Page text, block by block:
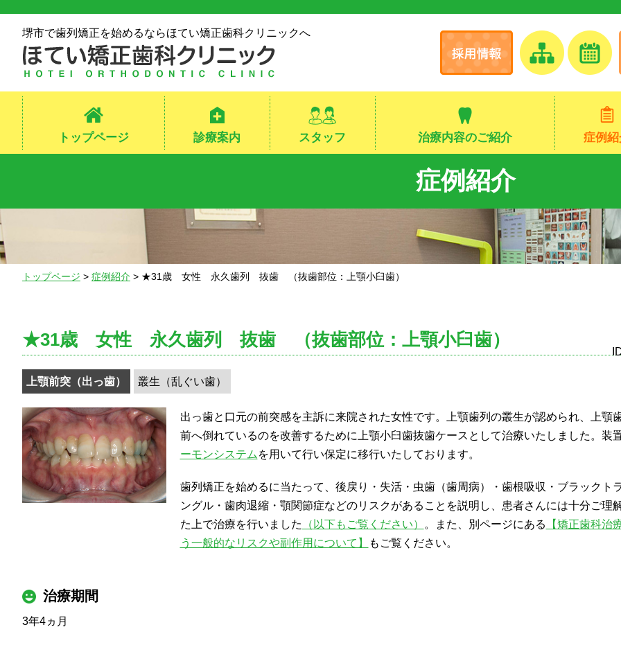
堺市で歯列矯正を始めるならほてい矯正歯科クリニックへ
トップページ 診療案内 スタッフ 治療内容のご紹介 症例
症例紹介
トップページ > 症例紹介 > ★31歳 女性 永久歯列 抜歯 （抜歯部位：上顎小臼歯）
★31歳 女性 永久歯列 抜歯 （抜歯部位：上顎小臼歯）
上顎前突（出っ歯） 叢生（乱ぐい歯）
出っ歯と口元の前突感を主訴に来院された女性です。上顎歯列の叢生が認められ、上顎
前へ倒れているのを改善するために上顎小臼歯抜歯ケースとして治療いたしました。装
ーモンシステム を用いて行い保定に移行いたしております。
歯列矯正を始めるに当たって、後戻り・失活・虫歯（歯周病）・歯根吸収・ブラックト
ングル・歯肉退縮・顎関節症などのリスクがあることを説明し、患者さんには十分ご理
た上で治療を行いました （以下もご覧ください） 。また、別ページにある 【矯正歯科治
う一般的なリスクや副作用について】
もご覧ください。
治療期間
3年4ヵ月